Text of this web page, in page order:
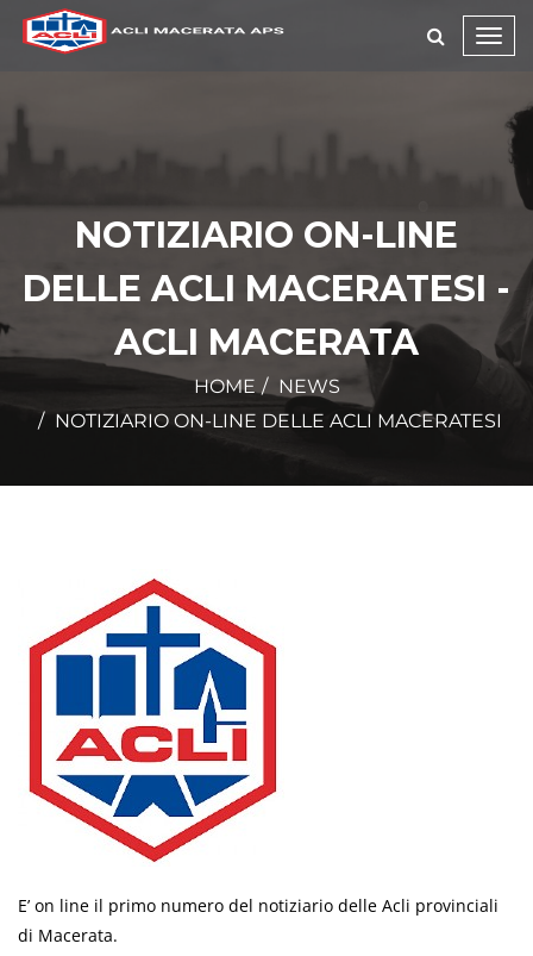
NOTIZIARIO ON-LINE
DELLE ACLI MACERATESI -
ACLI MACERATA
HOME
NEWS
NOTIZIARIO ON-LINE DELLE ACLI MACERATESI
E’ on line il primo numero del notiziario delle Acli provinciali
di Macerata.